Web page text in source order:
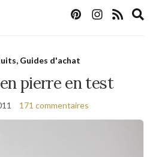
Guides d'achat
pierre en test
171 commentaires